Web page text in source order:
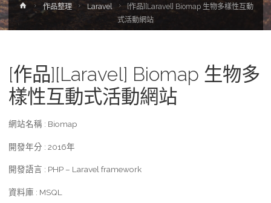
Home作品整理 Laravel
[作品][Laravel] Biomap 生物多樣性互動
式活動網站
[作品][Laravel] Biomap 生物多
樣性互動式活動網站
網站名稱 : Biomap
開發年分 : 2016年
開發語言 : PHP – Laravel framework
資料庫 : MSQL